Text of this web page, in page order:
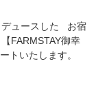
デュースした お宿
御幸
トいたします。